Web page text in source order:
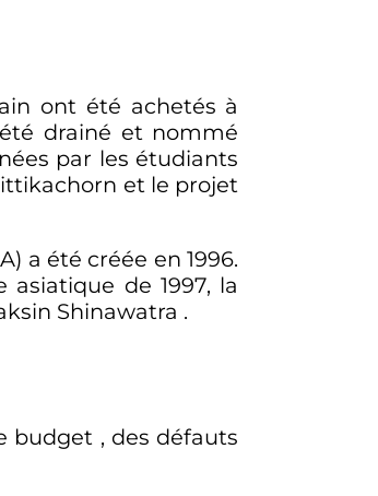
ont été achetés à
drainé et nommé
par les étudiants
et le projet
a été créée en 1996.
de 1997, la
Shinawatra .
budget , des défauts